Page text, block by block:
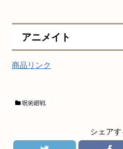
アニメイト
商品リンク
呪術廻戦
シェアす